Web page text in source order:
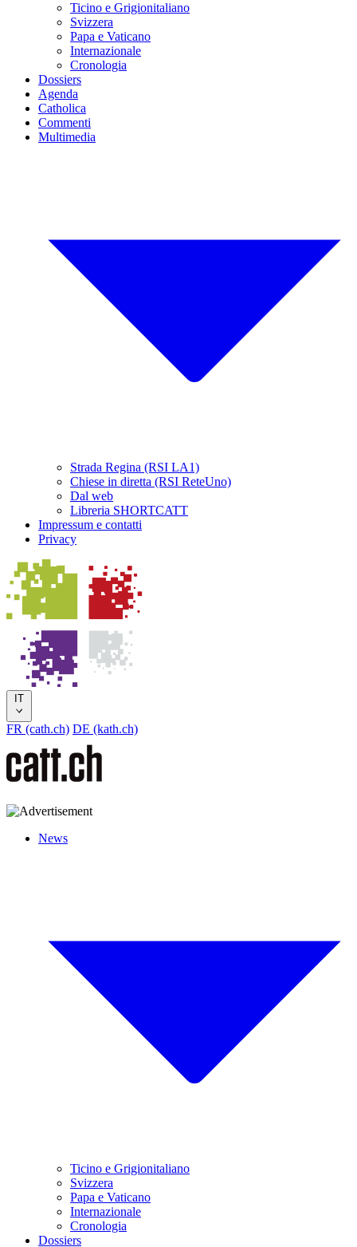
Ticino e Grigionitaliano
Svizzera
Papa e Vaticano
Internazionale
Cronologia
Dossiers
Agenda
Catholica
Commenti
Multimedia
Strada Regina (RSI LA1)
Chiese in diretta (RSI ReteUno)
Dal web
Libreria SHORTCATT
Impressum e contatti
Privacy
IT
FR (cath.ch) DE (kath.ch)
News
Ticino e Grigionitaliano
Svizzera
Papa e Vaticano
Internazionale
Cronologia
Dossiers